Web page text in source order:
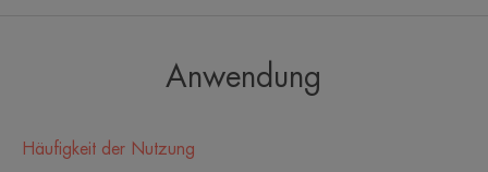
Anwendung
Häufigkeit der Nutzung